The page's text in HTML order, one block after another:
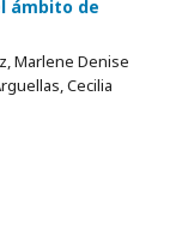
ámbito de
Marlene Denise
Cecilia